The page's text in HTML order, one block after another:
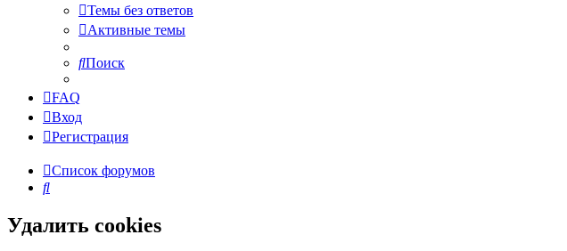
Темы без ответов
Активные темы
Поиск
FAQ
Вход
Регистрация
Список форумов
Поиск
Удалить cookies